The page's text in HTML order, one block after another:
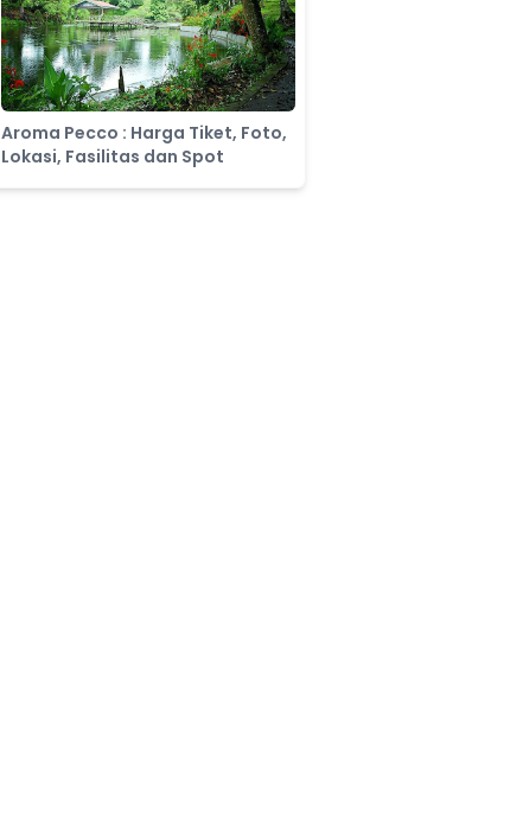
Aroma Pecco : Harga Tiket, Foto,
Lokasi, Fasilitas dan Spot